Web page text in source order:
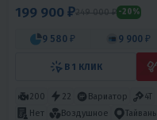
199 900 ₽249 000 ₽ -20%
9 580 ₽ 9 900 ₽
В 1 КЛИК
200 22 Вариатор
4T
Нет
Воздушное Тайвань